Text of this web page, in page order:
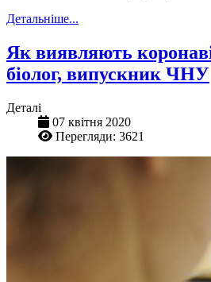
Детальніше...
Як виявляють
біолог, випускник ЧНУ
Деталі
07 квітня 2020
Перегляди: 3621